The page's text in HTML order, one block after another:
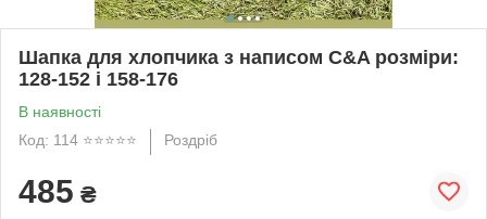
Шапка для хлопчика з написом C&A розміри:
128-152 і 158-176
В наявності
Код: 114 ⭐️⭐️⭐️⭐️⭐️
Роздріб
485 ₴